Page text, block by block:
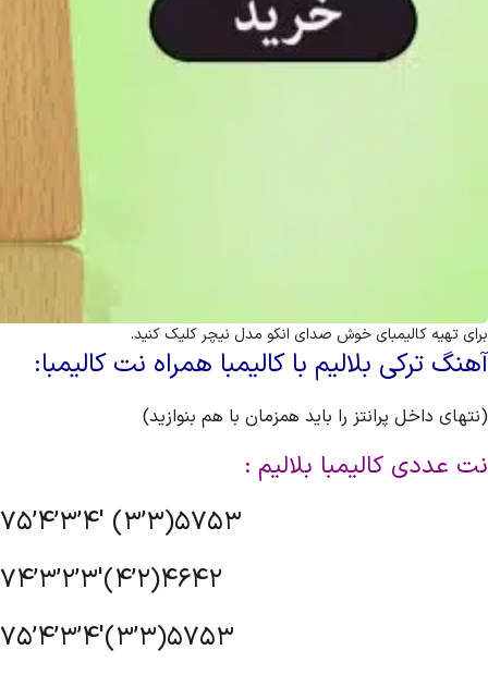
برای تهیه کالیمبای خوش صدای انکو مدل نیچر کلیک کنید.
آهنگ ترکی بلالیم با کالیمبا همراه نت کالیمبا:
(نتهای داخل پرانتز را باید همزمان با هم بنوازید)
نت عددی کالیمبا بلالیم :
75’4’3’4′ (3’3)5753
74’3’2’3′(4’2)4642
75’4’3’4′(3’3)5753